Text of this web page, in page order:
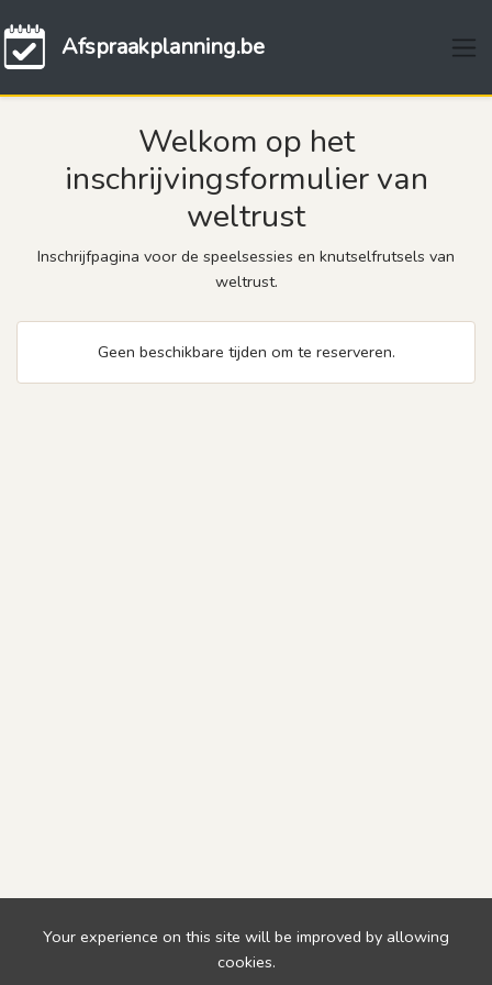
Afspraakplanning.be
Welkom op het
inschrijvingsformulier van
weltrust
Inschrijfpagina voor de speelsessies en knutselfrutsels van
weltrust.
Geen beschikbare tijden om te reserveren.
Your experience on this site will be improved by allowing
cookies.